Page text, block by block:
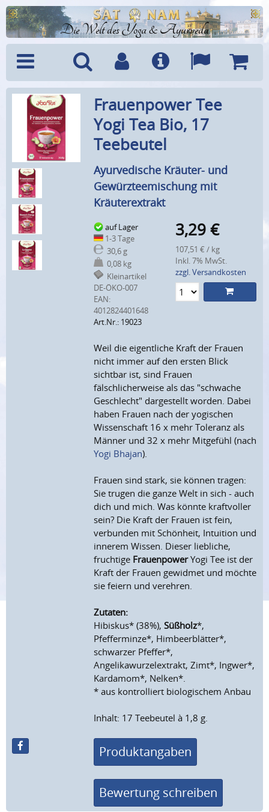
Die Welt des Yoga & Ayurveda
Menü SucheBenutzerkonto
Info Sprachen
Frauenpower Tee
Yogi Tea Bio, 17
Teebeutel
Ayurvedische Kräuter- und
Gewürzteemischung mit
Kräuterextrakt
auf Lager
1-3 Tage
30,6 g
0,08 kg
Kleinartikel
DE-ÖKO-007
EAN:
4012824401648
Art.Nr.: 19023
3,29 €
107,51 € / kg
Inkl. 7% MwSt.
zzgl. Versandkosten
Weil die eigentliche Kraft der Frauen
nicht immer auf den ersten Blick
sichtbar ist, sind Frauen
fälschlicherweise als das "schwache
Geschlecht" dargestellt worden. Dabei
haben Frauen nach der yogischen
Wissenschaft 16 x mehr Toleranz als
Männer und 32 x mehr Mitgefühl (nach
Yogi Bhajan).
Frauen sind stark, sie können tragen:
Sie trugen die ganze Welt in sich - auch
dich und mich. Was könnte kraftvoller
sein? Die Kraft der Frauen ist fein,
verbunden mit Schönheit, Intuition und
innerem Wissen. Dieser liebliche,
fruchtige FrauenpowerYogi Tee ist der
Kraft der Frauen gewidmet und möchte
sie feiern und verehren.
Zutaten:
Hibiskus* (38%),Süßholz*,
Pfefferminze*, Himbeerblätter*,
schwarzer Pfeffer*,
Angelikawurzelextrakt, Zimt*, Ingwer*,
Kardamom*, Nelken*.
* aus kontrolliert biologischem Anbau
Inhalt: 17 Teebeutel à 1,8 g.
Produktangaben
Bewertung schreiben